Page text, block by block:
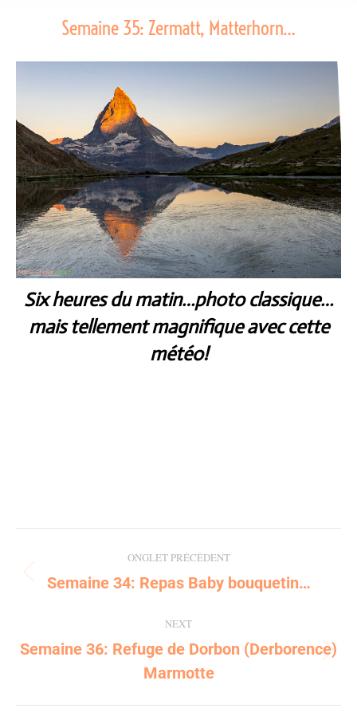
Semaine 35: Zermatt, Matterhorn…
Six heures du matin…photo classique…
mais tellement magnifique avec cette
météo!
navigation
ONGLET PRÉCÉDENT
Previous
Semaine 34: Repas Baby bouquetin…
NEXT
Next
post:
Semaine 36: Refuge de Dorbon (Derborence)
Marmotte